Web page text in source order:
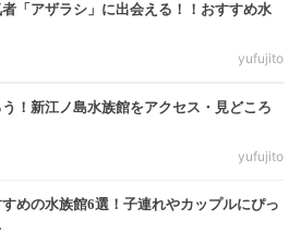
「アザラシ」に出会える！！おすすめ水
yufujito
！新江ノ島水族館をアクセス・見どころ
yufujito
めの水族館6選！子連れやカップルにぴっ